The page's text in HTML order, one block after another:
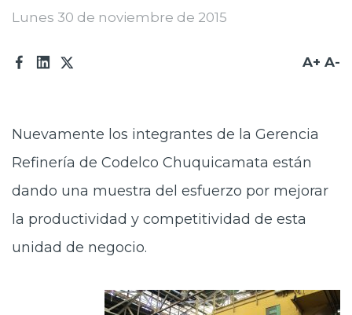
Acceso trabajadores/as
Lunes 30 de noviembre de 2015
A+ A-
Nuevamente los integrantes de la Gerencia
Refinería de Codelco Chuquicamata están
dando una muestra del esfuerzo por mejorar
la productividad y competitividad de esta
unidad de negocio.